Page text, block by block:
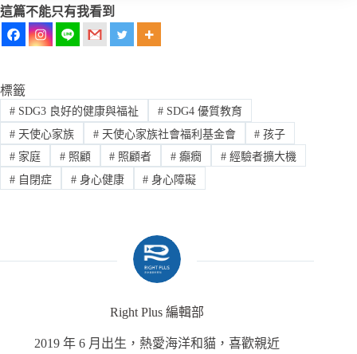
這篇不能只有我看到
標籤
#SDG3 良好的健康與福祉 #SDG4 優質教育
#天使心家族 #天使心家族社會福利基金會 # 孩子
#家庭 #照顧 # 照顧者 # 癲癇 # 經驗者擴大機
#自閉症 #身心健康 # 身心障礙
Right Plus 編輯部
2019 年 6 月出生，熱愛海洋和貓，喜歡親近